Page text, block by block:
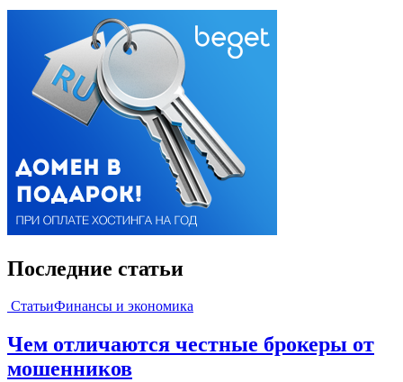
Последние статьи
СтатьиФинансы и экономика
Чем отличаются честные брокеры от
мошенников